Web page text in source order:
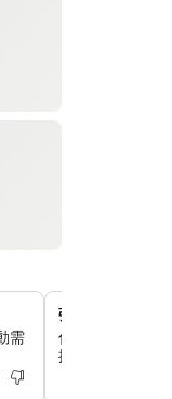
需
彈性26小時完整
你可以享受完整
探索香港充滿活